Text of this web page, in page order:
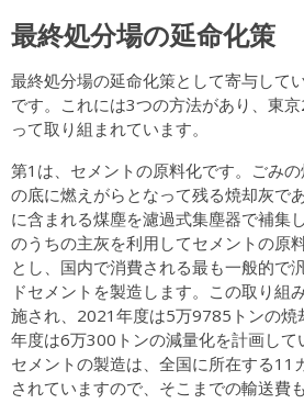
最終処分場の延命化策
最終処分場の延命化策として寄与して
です。これには3つの方法があり、東
って取り組まれています。
第1は、セメントの原料化です。ごみ
の底に燃えがらとなって残る焼却灰で
に含まれる煤塵を濾過式集塵器で補集
のうちの主灰を利用してセメントの原
とし、国内で消費される最も一般的で
ドセメントを製造します。この取り組
施され、2021年度は5万9785トンの焼
年度は6万300トンの減量化を計画して
セメントの製造は、全国に所在する11
されていますので、そこまでの輸送費